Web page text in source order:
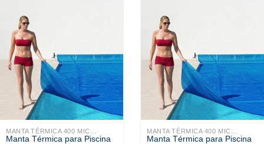
MANTA TÉRMICA 400 MIC...
Manta Térmica para Piscina
MANTA TÉRMICA 400 MIC...
Manta Térmica para Piscina